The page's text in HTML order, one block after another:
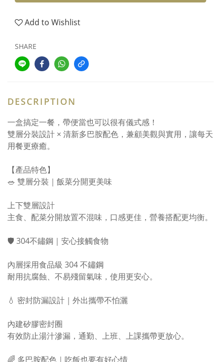
Add to Wishlist
SHARE
DESCRIPTION
一盒搞定一餐，帶便當也可以很有儀式感！
雙層分裝設計 × 清新多巴胺配色，兼顧美觀與實用，讓每天
用餐更療癒。
【產品特色】
🥗 雙層分裝｜飯菜分開更美味
上下雙層設計
主食、配菜分開放置不混味，口感更佳，營養搭配更均衡。
🛡 304不鏽鋼｜安心接觸食物
內層採用食品級 304 不鏽鋼
耐用抗腐蝕、不易殘留氣味，使用更安心。
💧 密封防漏設計｜外出攜帶不怕灑
內建矽膠密封圈
有效防止湯汁滲漏，通勤、上班、上課攜帶更放心。
🌈 多巴胺配色｜吃飯也要有好心情